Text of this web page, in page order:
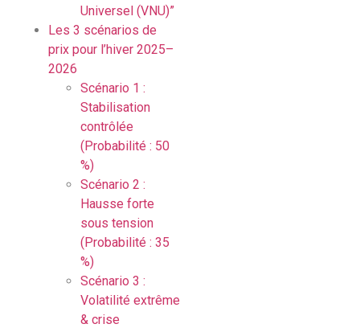
Universel (VNU)”
Les 3 scénarios de
prix pour l’hiver 2025–
2026
Scénario 1 :
Stabilisation
contrôlée
(Probabilité : 50
%)
Scénario 2 :
Hausse forte
sous tension
(Probabilité : 35
%)
Scénario 3 :
Volatilité extrême
& crise